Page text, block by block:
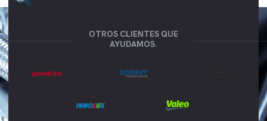
OTROS CLIENTES QUE
AYUDAMOS.